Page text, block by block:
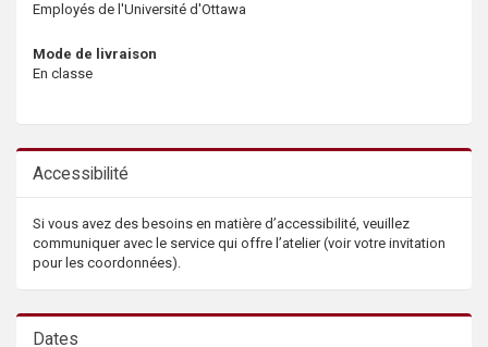
Employés de l'Université d'Ottawa
Mode de livraison
En classe
Accessibilité
Si vous avez des besoins en matière d’accessibilité, veuillez
communiquer avec le service qui offre l’atelier (voir votre invitation
pour les coordonnées).
Dates